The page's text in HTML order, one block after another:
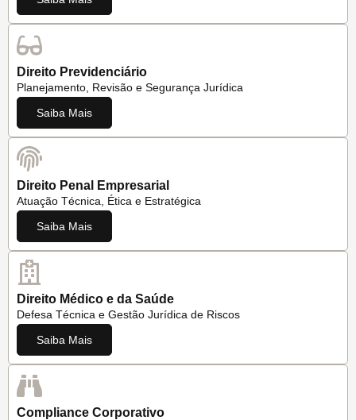
Direito Previdenciário
Planejamento, Revisão e Segurança Jurídica
Saiba Mais
Direito Penal Empresarial
Atuação Técnica, Ética e Estratégica
Saiba Mais
Direito Médico e da Saúde
Defesa Técnica e Gestão Jurídica de Riscos
Saiba Mais
Compliance Corporativo